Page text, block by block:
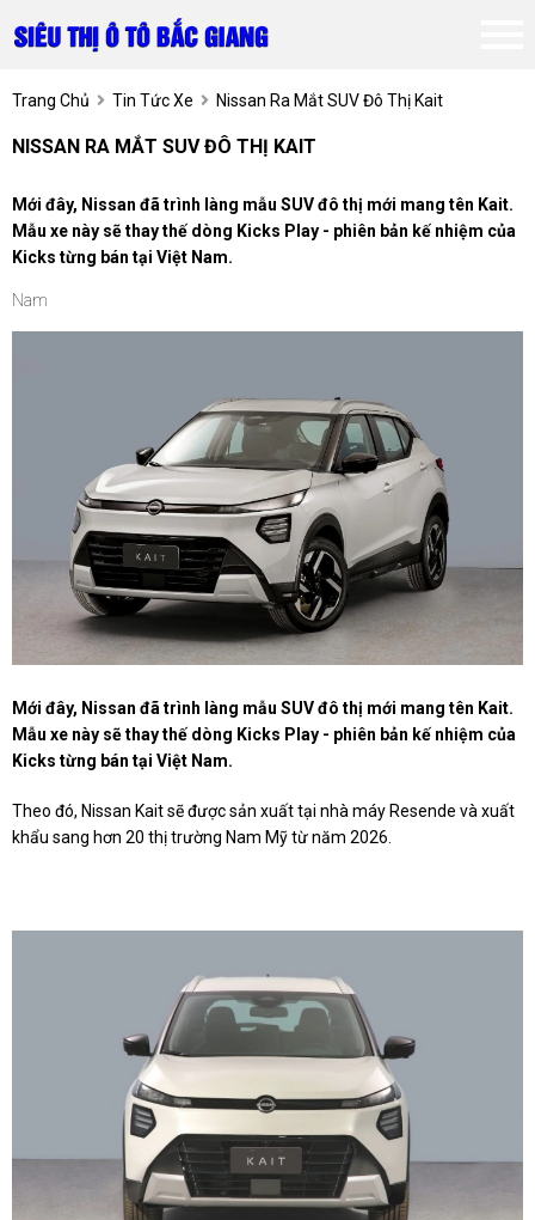
Trang Chủ Tin Tức Xe Nissan Ra Mắt SUV Đô Thị Kait
NISSAN RA MẮT SUV ĐÔ THỊ KAIT
Mới đây, Nissan đã trình làng mẫu SUV đô thị mới mang tên Kait.
Mẫu xe này sẽ thay thế dòng Kicks Play - phiên bản kế nhiệm của
Kicks từng bán tại Việt Nam.
Nam
Mới đây, Nissan đã trình làng mẫu SUV đô thị mới mang tên Kait.
Mẫu xe này sẽ thay thế dòng Kicks Play - phiên bản kế nhiệm của
Kicks từng bán tại Việt Nam.
Theo đó, Nissan Kait sẽ được sản xuất tại nhà máy Resende và xuất
khẩu sang hơn 20 thị trường Nam Mỹ từ năm 2026.